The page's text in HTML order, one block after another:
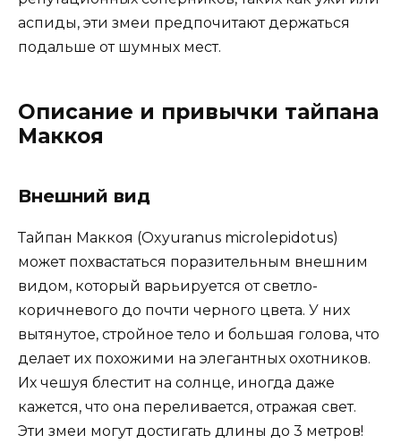
аспиды, эти змеи предпочитают держаться
подальше от шумных мест.
Описание и привычки тайпана
Маккоя
Внешний вид
Тайпан Маккоя (Oxyuranus microlepidotus)
может похвастаться поразительным внешним
видом, который варьируется от светло-
коричневого до почти черного цвета. У них
вытянутое, стройное тело и большая голова, что
делает их похожими на элегантных охотников.
Их чешуя блестит на солнце, иногда даже
кажется, что она переливается, отражая свет.
Эти змеи могут достигать длины до 3 метров!